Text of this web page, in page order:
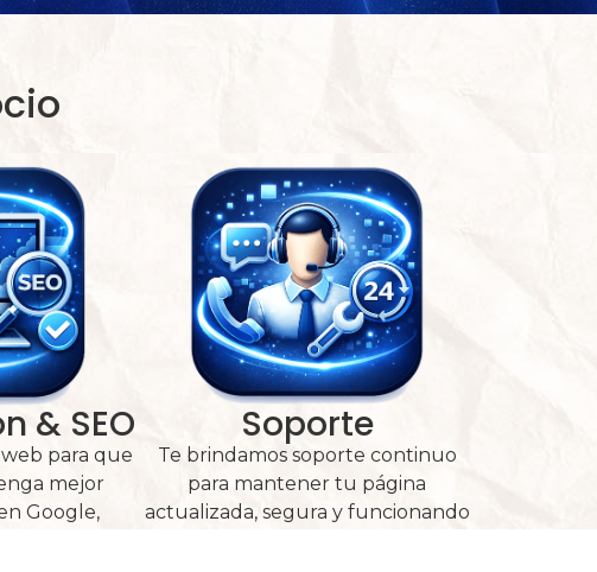
& SEO
para que
mejor
Google,
Soporte
Te brindamos soporte continuo
para mantener tu página
actualizada, segura y funcionando